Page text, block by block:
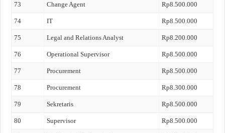
73 Change Agent Rp8.500.000
74 IT Rp8.500.000
75 Legal and Relations Analyst Rp8.200.000
76 Operational Supervisor Rp8.500.000
77 Procurement Rp8.500.000
78 Procurement Rp8.300.000
79 Sekretaris Rp8.500.000
80 Supervisor Rp8.500.000